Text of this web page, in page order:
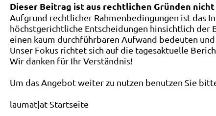
Dieser Beitrag ist aus rechtlichen Gründen
Aufgrund rechtlicher Rahmenbedingungen ist das
höchstgerichtliche Entscheidungen hinsichtlich
einen kaum durchführbaren Aufwand bedeuten
Unser Fokus richtet sich auf die tagesaktuelle
Wir danken für Ihr Verständnis!
Um das Angebot weiter zu nutzen benutzen Sie
laumat|at-Startseite